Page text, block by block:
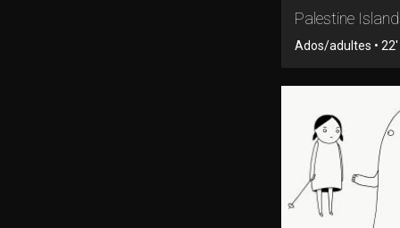
Palestine
Ados/adultes • 22'